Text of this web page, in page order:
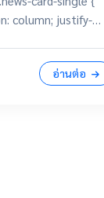
white อ่านต่อ